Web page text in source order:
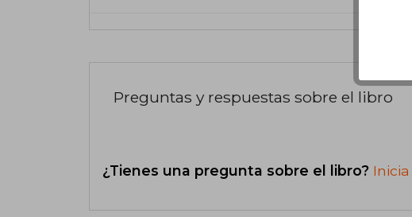
Preguntas y respuestas sobre el libro
¿Tienes una pregunta sobre el libro?